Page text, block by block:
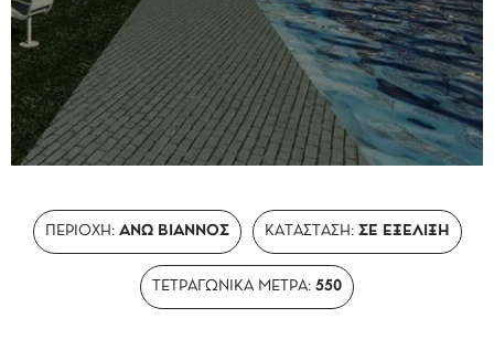
ΠΕΡΙΟΧΗ: ΑΝΩ ΒΙΑΝΝΟΣ ΚΑΤΑΣΤΑΣΗ: ΣΕ ΕΞΈΛΙΞΗ
ΤΕΤΡΑΓΩΝΙΚΑ ΜΈΤΡΑ: 550